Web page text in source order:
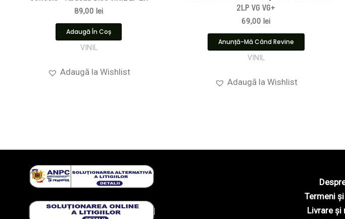
89,00 lei
Adaugă În Coș
VINIL
Adaugă la Wishlist
2LP VG VG+
69,00 lei
Anunță-Mă Când Revine
VINIL
Adaugă la Wishlist
Termeni
Livrare și